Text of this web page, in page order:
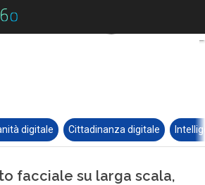
digitale Cittadinanza digitale
facciale su larga scala,